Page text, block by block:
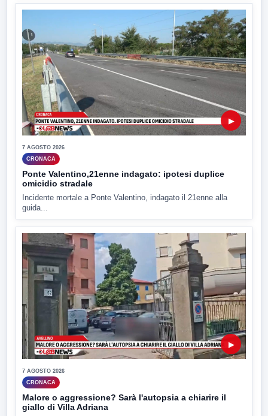
▶
7 AGOSTO 2026
CRONACA
Ponte Valentino,21enne indagato: ipotesi duplice
omicidio stradale
Incidente mortale a Ponte Valentino, indagato il 21enne alla
guida...
▶
7 AGOSTO 2026
CRONACA
Malore o aggressione? Sarà l'autopsia a chiarire il
giallo di Villa Adriana